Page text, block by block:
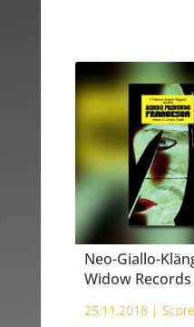
Neo-Giallo-
Widow Records
25.11.2018 | Score